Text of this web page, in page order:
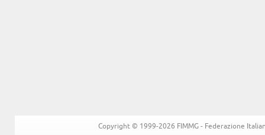
Copyright © 1999-2026 FIMMG - Federazione